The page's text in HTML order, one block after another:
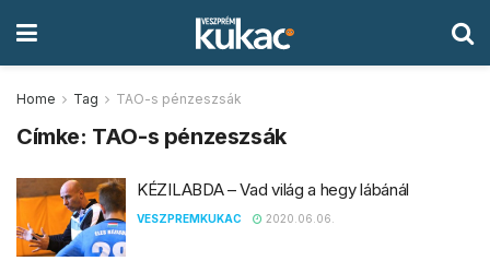
Home Tag TAO-s pénzeszsák
Címke: TAO-s pénzeszsák
KÉZILABDA – Vad világ a hegy lábánál
VESZPREMKUKAC 2020.06.06.